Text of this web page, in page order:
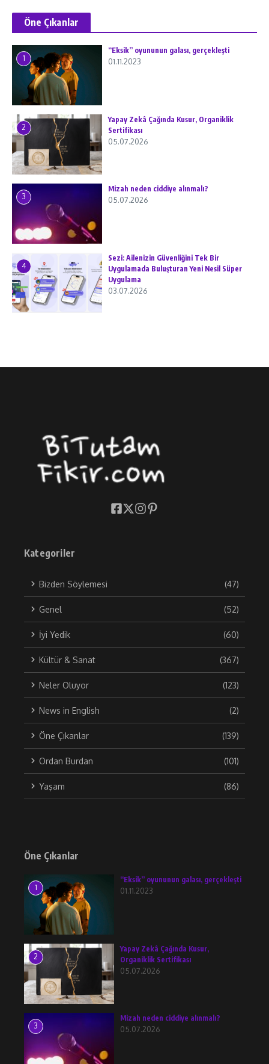
Öne Çıkanlar
1
“Eksik” oyununun galası, gerçekleşti
01.11.2023
2
Yapay Zekâ Çağında Kusur, Organiklik
Sertifikası
05.07.2026
3
Mizah neden ciddiye alınmalı?
05.07.2026
4
Sezi: Ailenizin Güvenliğini Tek Bir
Uygulamada Buluşturan Yeni Nesil Süper
Uygulama
03.07.2026
Kategoriler
Bizden Söylemesi (47)
Genel (52)
İyi Yedik (60)
Kültür & Sanat (367)
Neler Oluyor (123)
News in English (2)
Öne Çıkanlar (139)
Ordan Burdan (101)
Yaşam (86)
Öne Çıkanlar
1
“Eksik” oyununun galası, gerçekleşti
01.11.2023
2
Yapay Zekâ Çağında Kusur,
Organiklik Sertifikası
05.07.2026
3
Mizah neden ciddiye alınmalı?
05.07.2026